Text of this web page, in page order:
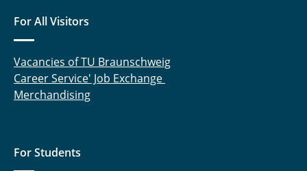
For All Visitors
Vacancies of TU Braunschweig
Career Service' Job Exchange
Merchandising
For Students